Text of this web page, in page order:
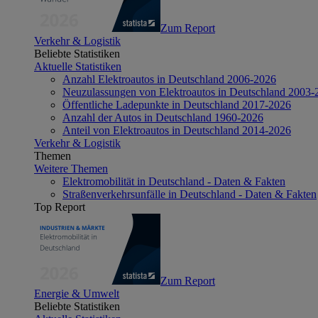
Zum Report
Verkehr & Logistik
Beliebte Statistiken
Aktuelle Statistiken
Anzahl Elektroautos in Deutschland 2006-2026
Neuzulassungen von Elektroautos in Deutschland 2003-
Öffentliche Ladepunkte in Deutschland 2017-2026
Anzahl der Autos in Deutschland 1960-2026
Anteil von Elektroautos in Deutschland 2014-2026
Verkehr & Logistik
Themen
Weitere Themen
Elektromobilität in Deutschland - Daten & Fakten
Straßenverkehrsunfälle in Deutschland - Daten & Fakten
Top Report
Zum Report
Energie & Umwelt
Beliebte Statistiken